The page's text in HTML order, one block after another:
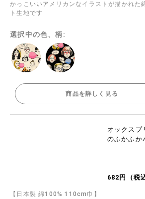
かっこいいアメリカンなイラストが描かれた
ト生地です
選択中の色、柄:
商品を詳しく見る
オックスプ
のふかふか
682円（税
【日本製 綿100% 110cm巾】